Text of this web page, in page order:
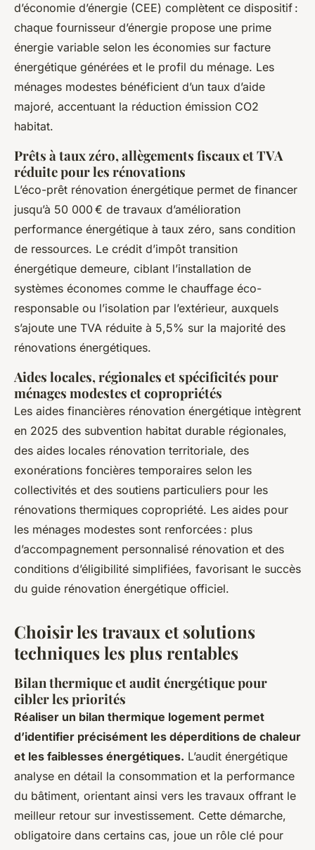
d’économie d’énergie (CEE) complètent ce dispositif :
chaque fournisseur d’énergie propose une prime
énergie variable selon les économies sur facture
énergétique générées et le profil du ménage. Les
ménages modestes bénéficient d’un taux d’aide
majoré, accentuant la réduction émission CO2
habitat.
Prêts à taux zéro, allègements fiscaux et TVA
réduite pour les rénovations
L’éco-prêt rénovation énergétique permet de financer
jusqu’à 50 000 € de travaux d’amélioration
performance énergétique à taux zéro, sans condition
de ressources. Le crédit d’impôt transition
énergétique demeure, ciblant l’installation de
systèmes économes comme le chauffage éco-
responsable ou l’isolation par l’extérieur, auxquels
s’ajoute une TVA réduite à 5,5% sur la majorité des
rénovations énergétiques.
Aides locales, régionales et spécificités pour
ménages modestes et copropriétés
Les aides financières rénovation énergétique intègrent
en 2025 des subvention habitat durable régionales,
des aides locales rénovation territoriale, des
exonérations foncières temporaires selon les
collectivités et des soutiens particuliers pour les
rénovations thermiques copropriété. Les aides pour
les ménages modestes sont renforcées : plus
d’accompagnement personnalisé rénovation et des
conditions d’éligibilité simplifiées, favorisant le succès
du guide rénovation énergétique officiel.
Choisir les travaux et solutions
techniques les plus rentables
Bilan thermique et audit énergétique pour
cibler les priorités
Réaliser un bilan thermique logement permet
d’identifier précisément les déperditions de chaleur
et les faiblesses énergétiques. L’audit énergétique
analyse en détail la consommation et la performance
du bâtiment, orientant ainsi vers les travaux offrant le
meilleur retour sur investissement. Cette démarche,
obligatoire dans certains cas, joue un rôle clé pour